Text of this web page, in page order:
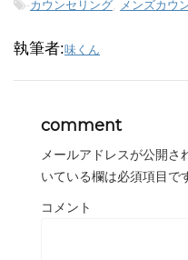
-カウンセリング, メンズカウ
執筆者:味くん
comment
メールアドレスが公開さ
いている欄は必須項目で
コメント